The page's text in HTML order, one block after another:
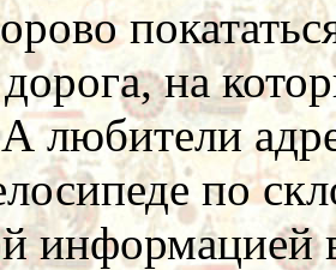
на
по
информацией